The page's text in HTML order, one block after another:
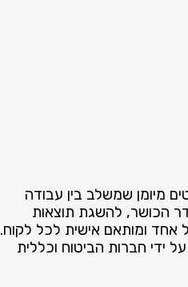
מיומן שמשלב בין עבודה
הכושר, להשגת תוצאות
אחד ומותאם אישית לכל לקוח.
על ידי חברות הביטוח וכללית